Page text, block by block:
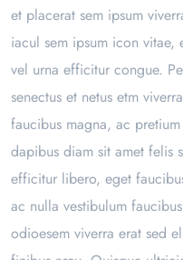
et placerat sem ipsum
iacul sem ipsum icon vitae,
vel urna efficitur congue.
senectus et netus etm
faucibus magna, ac
dapibus diam sit amet felis
efficitur libero, eget
ac nulla vestibulum
odioesem viverra erat sed